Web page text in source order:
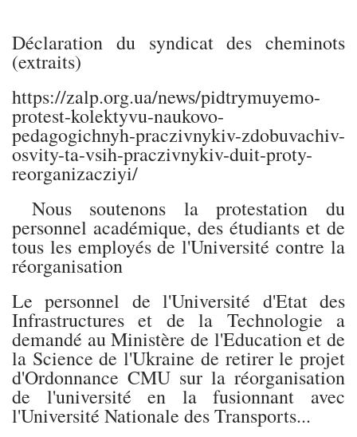
Déclaration du syndicat des cheminots
(extraits)
https://zalp.org.ua/news/pidtrymuyemo-
protest-kolektyvu-naukovo-
pedagogichnyh-praczivnykiv-zdobuvachiv-
osvity-ta-vsih-praczivnykiv-duit-proty-
reorganizacziyi/
Nous soutenons la protestation du
personnel académique, des étudiants et de
tous les employés de l'Université contre la
réorganisation
Le personnel de l'Université d'Etat des
Infrastructures et de la Technologie a
demandé au Ministère de l'Education et de
la Science de l'Ukraine de retirer le projet
d'Ordonnance CMU sur la réorganisation
de l'université en la fusionnant avec
l'Université Nationale des Transports...